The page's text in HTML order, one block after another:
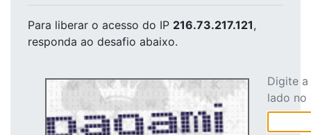
Para liberar o acesso do IP 216.73.217.121,
responda ao desafio abaixo.
Digite
lado no